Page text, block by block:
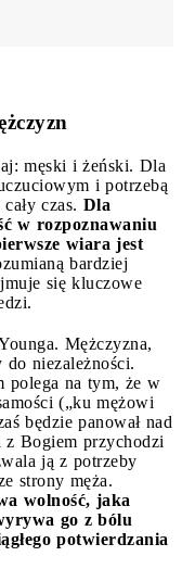
męski i żeński. Dla
i potrzebą
czas. Dla
w rozpoznawaniu
wiara jest
bardziej
się kluczowe
Mężczyzna,
niezależności.
polega na tym, że w
(„ku mężowi
będzie panował nad
Bogiem przychodzi
ją z potrzeby
strony męża.
wolność, jaka
go z bólu
potwierdzania